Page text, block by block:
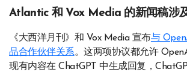
Atlantic 和 Vox Media 的新闻稿涉
《大西洋月刊》和 Vox Media 宣布与
品合作伙伴关系。这两项协议都允许
现有内容在 ChatGPT 中生成回复，